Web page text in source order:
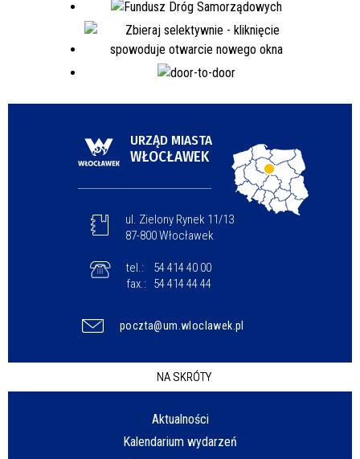
URZĄD MIASTA
WŁOCŁAWEK
ul. Zielony Rynek 11/13
87-800 Włocławek
tel.:
54 414 40 00
fax.:
54 414 44 44
poczta@um.wloclawek.pl
NA SKRÓTY
Aktualności
Kalendarium wydarzeń